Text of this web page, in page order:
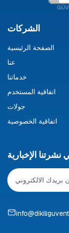
الشركات
الصفحة الرئيسية
عنا
خدماتنا
اتفاقية المستخدم
جولات
اتفاقية الخصوصية
الإخبارية